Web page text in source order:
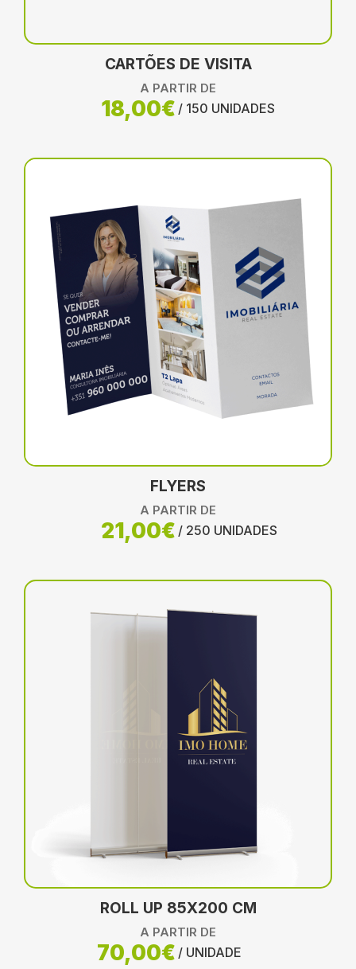
CARTÕES DE VISITA
A PARTIR DE
18,00€ / 150 UNIDADES
FLYERS
A PARTIR DE
21,00€ / 250 UNIDADES
ROLL UP 85X200 CM
A PARTIR DE
70,00€ / UNIDADE